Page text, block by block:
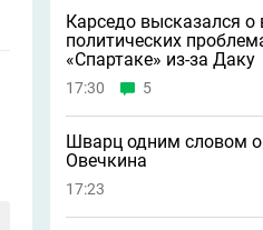
Карседо высказался
политических
«Спартаке» из-за Даку
17:30 5
Шварц одним словом
Овечкина
17:23